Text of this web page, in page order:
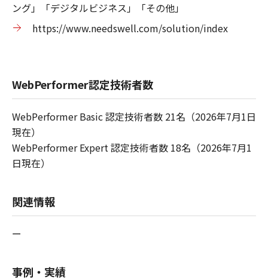
ング」「デジタルビジネス」「その他」
https://www.needswell.com/solution/index
WebPerformer認定技術者数
WebPerformer Basic 認定技術者数 21名（2026年7月1日
現在）
WebPerformer Expert 認定技術者数 18名（2026年7月1
日現在）
関連情報
ー
事例・実績